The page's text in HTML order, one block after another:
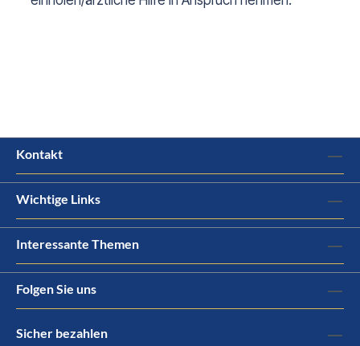
Kontakt
Wichtige Links
Interessante Themen
Folgen Sie uns
Sicher bezahlen